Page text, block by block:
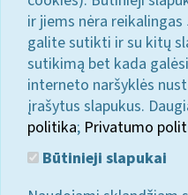
ir jiems nėra
galite sutikti ir su kitų
sutikimą bet kada
interneto naršyklės
įrašytus slapukus.
politika; Privatumo
Būtinieji slapukai